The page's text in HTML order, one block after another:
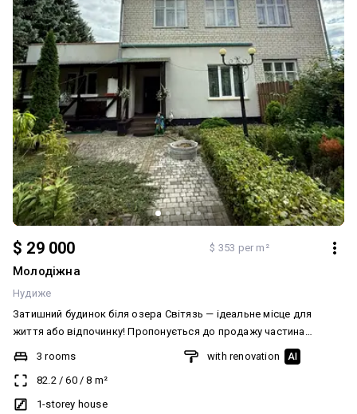
$ 29 000 $ 353 per m²
Молодіжна
Нудиже
Затишний будинок біля озера Світязь — ідеальне місце для
життя або відпочинку! Пропонується до продажу частина
будинку із доглянутою територією, що розташований у тихому
місці, неподалік від знаменитого озера Світязь. Це чудовий
варіант як для постійного проживання, так і для заміського
відпочинку. Основні характеристики: 1) Площа будинку: -3
3 rooms
82.2/60/8 m²
1-storey house
with renovation AI